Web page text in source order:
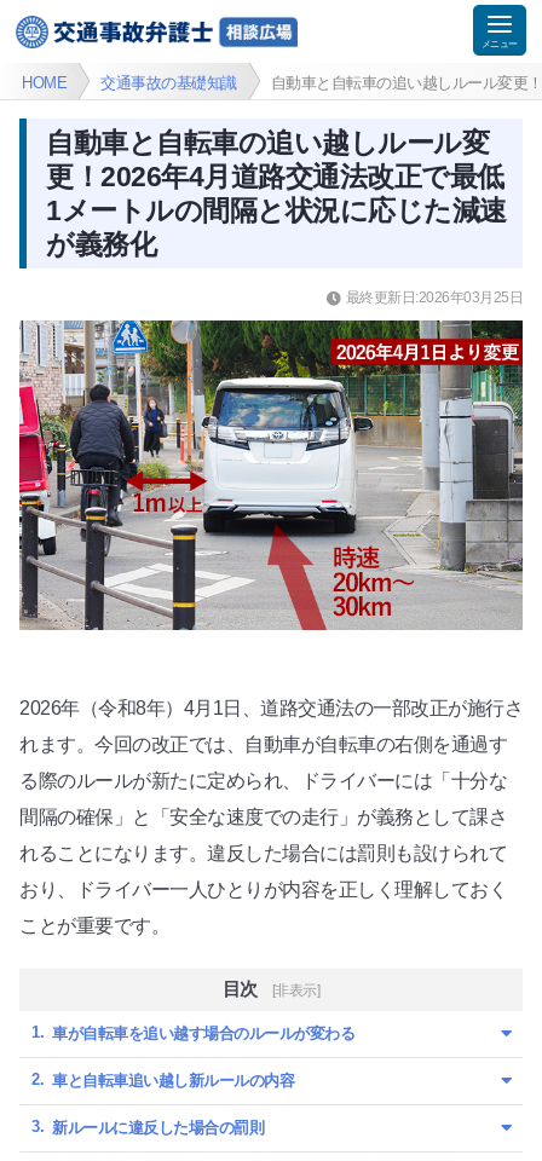
HOME 交通事故の基礎知識 自動車と自転車の追い越しルール変更
自動車と自転車の追い越しルール変
更！2026年4月道路交通法改正で最低
1メートルの間隔と状況に応じた減速
が義務化
最終更新日:2026年03月25日
2026年（令和8年）4月1日、道路交通法の一部改正が施行さ
れます。今回の改正では、自動車が自転車の右側を通過す
る際のルールが新たに定められ、ドライバーには「十分な
間隔の確保」と「安全な速度での走行」が義務として課さ
れることになります。違反した場合には罰則も設けられて
おり、ドライバー一人ひとりが内容を正しく理解しておく
ことが重要です。
目次 [非表示]
車が自転車を追い越す場合のルールが変わる
車と自転車追い越し新ルールの内容
新ルールに違反した場合の罰則